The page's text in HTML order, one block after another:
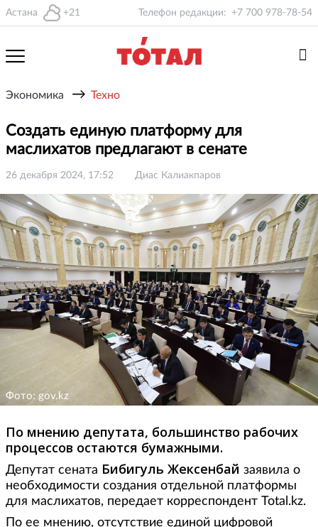
Астана +21 Телефон редакции: +7 700 978-78-54
Экономика → Техно
Создать единую платформу для
маслихатов предлагают в сенате
26 декабря 2024, 17:52 Диас Калиакпаров
Фото: gov.kz
По мнению депутата, большинство рабочих
процессов остаются бумажными.
Депутат сената Бибигуль Жексенбай заявила о
необходимости создания отдельной платформы
для маслихатов, передает корреспондент Total.kz.
По ее мнению, отсутствие единой цифровой